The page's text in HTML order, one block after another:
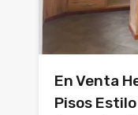
En Venta
Pisos